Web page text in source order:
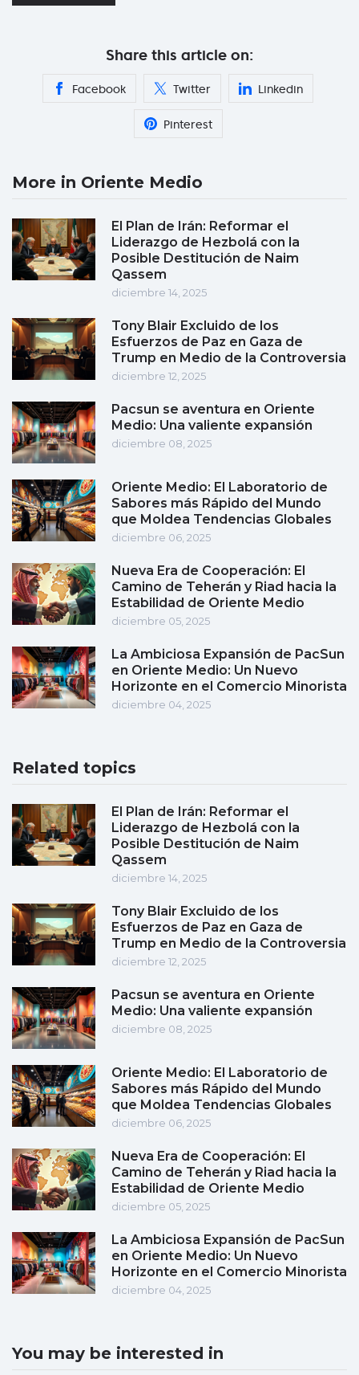
Share this article on:
Facebook Twitter Linkedin
Pinterest
More in Oriente Medio
El Plan de Irán: Reformar el
Liderazgo de Hezbolá con la
Posible Destitución de Naim
Qassem
diciembre 14, 2025
Tony Blair Excluido de los
Esfuerzos de Paz en Gaza de
Trump en Medio de la Controversia
diciembre 12, 2025
Pacsun se aventura en Oriente
Medio: Una valiente expansión
diciembre 08, 2025
Oriente Medio: El Laboratorio de
Sabores más Rápido del Mundo
que Moldea Tendencias Globales
diciembre 06, 2025
Nueva Era de Cooperación: El
Camino de Teherán y Riad hacia la
Estabilidad de Oriente Medio
diciembre 05, 2025
La Ambiciosa Expansión de PacSun
en Oriente Medio: Un Nuevo
Horizonte en el Comercio Minorista
diciembre 04, 2025
Related topics
El Plan de Irán: Reformar el
Liderazgo de Hezbolá con la
Posible Destitución de Naim
Qassem
diciembre 14, 2025
Tony Blair Excluido de los
Esfuerzos de Paz en Gaza de
Trump en Medio de la Controversia
diciembre 12, 2025
Pacsun se aventura en Oriente
Medio: Una valiente expansión
diciembre 08, 2025
Oriente Medio: El Laboratorio de
Sabores más Rápido del Mundo
que Moldea Tendencias Globales
diciembre 06, 2025
Nueva Era de Cooperación: El
Camino de Teherán y Riad hacia la
Estabilidad de Oriente Medio
diciembre 05, 2025
La Ambiciosa Expansión de PacSun
en Oriente Medio: Un Nuevo
Horizonte en el Comercio Minorista
diciembre 04, 2025
You may be interested in